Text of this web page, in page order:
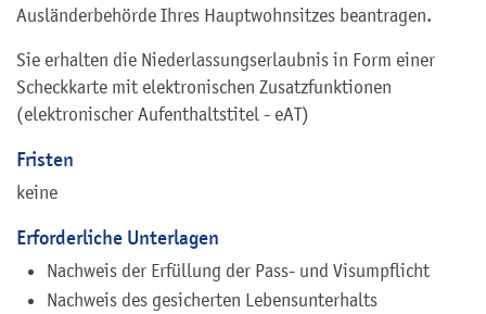
Ausländerbehörde Ihres Hauptwohnsitzes beantragen.
Sie erhalten die Niederlassungserlaubnis in Form einer
Scheckkarte mit elektronischen Zusatzfunktionen
(elektronischer Aufenthaltstitel - eAT)
Fristen
keine
Erforderliche Unterlagen
Nachweis der Erfüllung der Pass- und Visumpflicht
Nachweis des gesicherten Lebensunterhalts